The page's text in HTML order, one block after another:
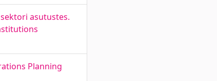
asutustes.
Planning